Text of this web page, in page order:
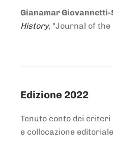
Gianamar Giovannetti-
History, "Journal of the
Edizione 2022
Tenuto conto dei
e collocazione